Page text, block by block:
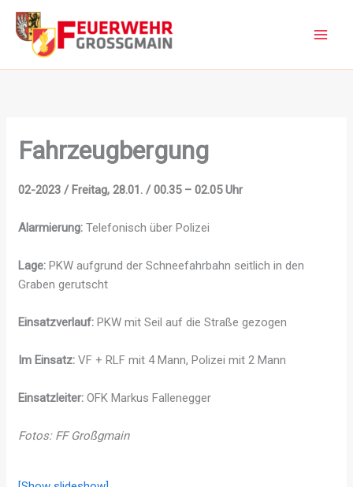
Zum
Inhalt
springen
Fahrzeugbergung
02-2023 / Freitag, 28.01. / 00.35 – 02.05 Uhr
Alarmierung: Telefonisch über Polizei
Lage: PKW aufgrund der Schneefahrbahn seitlich in den
Graben gerutscht
Einsatzverlauf: PKW mit Seil auf die Straße gezogen
Im Einsatz: VF + RLF mit 4 Mann, Polizei mit 2 Mann
Einsatzleiter:OFK Markus Fallenegger
Fotos: FF Großgmain